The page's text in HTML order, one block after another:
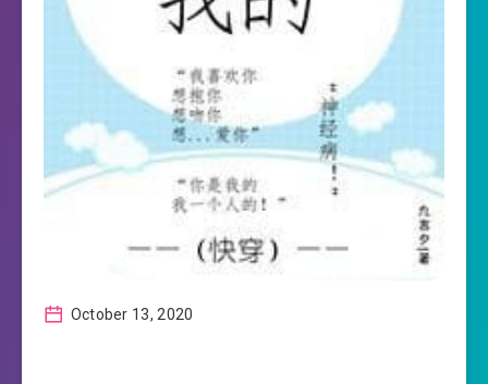
October 13, 2020